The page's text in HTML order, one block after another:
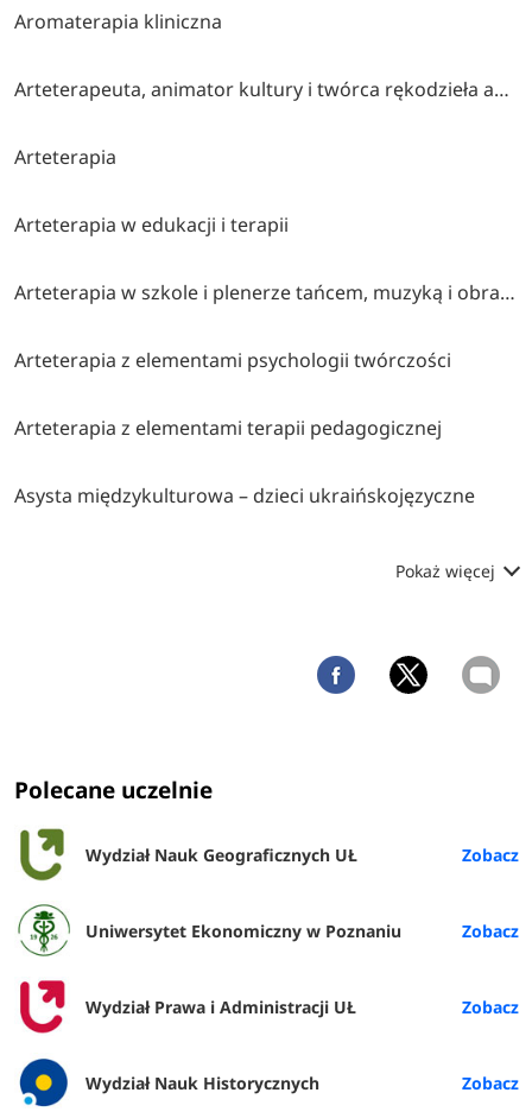
Aromaterapia kliniczna
Arteterapeuta, animator kultury i twórca rękodzieła artystycznego
Arteterapia
Arteterapia w edukacji i terapii
Arteterapia w szkole i plenerze tańcem, muzyką i obrazem malowana (współorganizatorzy stowarzyszenie twórcze brzózki, cen bydgoszcz, klub myśli twórczej akp bydgoszcz)
Arteterapia z elementami psychologii twórczości
Arteterapia z elementami terapii pedagogicznej
Asysta międzykulturowa – dzieci ukraińskojęzyczne
Pokaż więcej
Polecane uczelnie
Wydział Nauk Geograficznych UŁ
Uniwersytet Ekonomiczny w Poznaniu
Wydział Prawa i Administracji UŁ
Wydział Nauk Historycznych